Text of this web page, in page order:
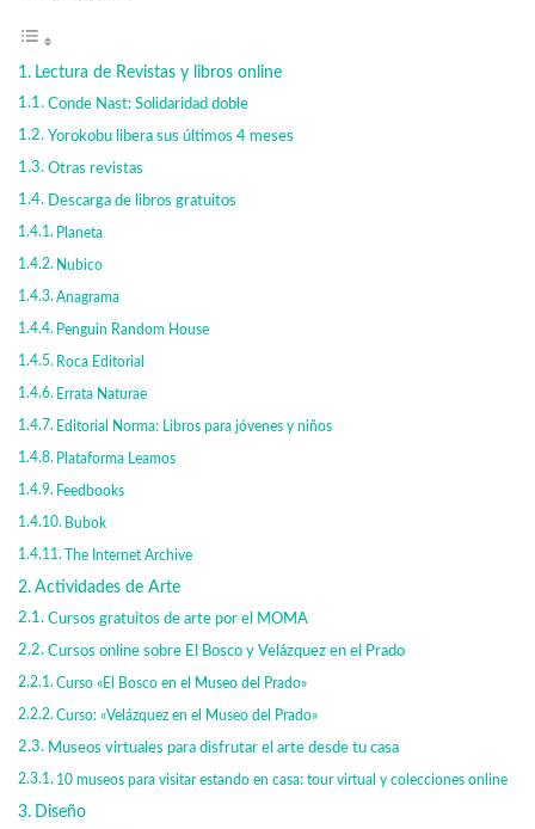
Lectura de Revistas y libros online
Conde Nast: Solidaridad doble
Yorokobu libera sus últimos 4 meses
Otras revistas
Descarga de libros gratuitos
Planeta
Nubico
Anagrama
Penguin Random House
Roca Editorial
Errata Naturae
Editorial Norma: Libros para jóvenes y niños
Plataforma Leamos
Feedbooks
Bubok
The Internet Archive
Actividades de Arte
Cursos gratuitos de arte por el MOMA
Cursos online sobre El Bosco y Velázquez en el Prado
Curso «El Bosco en el Museo del Prado»
Curso: «Velázquez en el Museo del Prado»
Museos virtuales para disfrutar el arte desde tu casa
‪10 museos para visitar estando en casa: tour virtual y colecciones online
Diseño